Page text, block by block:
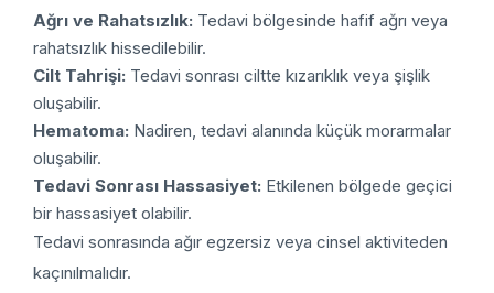
Ağrı ve Rahatsızlık: Tedavi bölgesinde hafif ağrı veya
rahatsızlık hissedilebilir.
Cilt Tahrişi: Tedavi sonrası ciltte kızarıklık veya şişlik
oluşabilir.
Hematoma: Nadiren, tedavi alanında küçük morarmalar
oluşabilir.
Tedavi Sonrası Hassasiyet: Etkilenen bölgede geçici
bir hassasiyet olabilir.
Tedavi sonrasında ağır egzersiz veya cinsel aktiviteden
kaçınılmalıdır.